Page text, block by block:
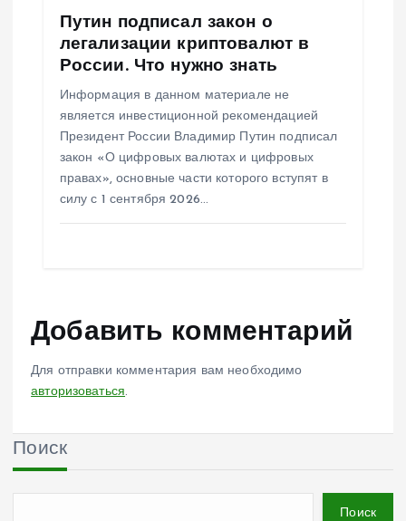
Путин подписал закон о
легализации криптовалют в
России. Что нужно знать
Информация в данном материале не
является инвестиционной рекомендацией
Президент России Владимир Путин подписал
закон «О цифровых валютах и цифровых
правах», основные части которого вступят в
силу с 1 сентября 2026…
Добавить комментарий
Для отправки комментария вам необходимо
авторизоваться.
Поиск
Поиск